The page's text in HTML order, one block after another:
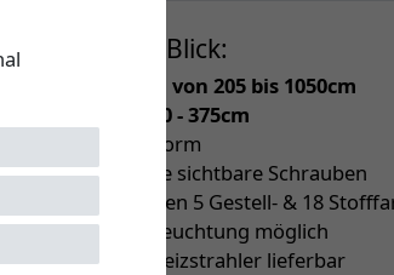
auf einen Blick:
Breite individuell von 205 bis 1050cm
Ausfall (Tiefe) 150 - 375cm
moderne eckige Form
ohne sichtbare Schrauben
Wählen Sie zwischen 5 Gestell- & 18
LED-Beleuchtung möglich
Wunsch mit Heizstrahler lieferbar